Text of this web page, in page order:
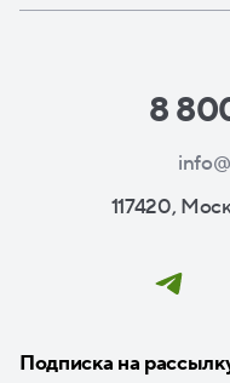
8
117420,
Подписка на